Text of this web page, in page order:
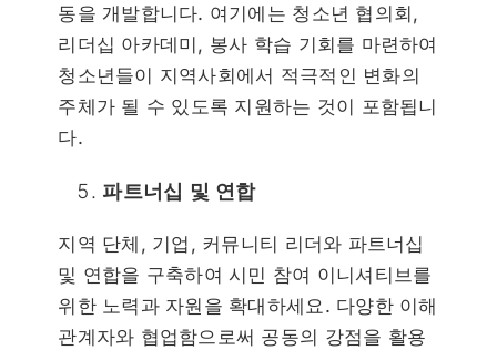
동을 개발합니다. 여기에는 청소년 협의회,
리더십 아카데미, 봉사 학습 기회를 마련하여
청소년들이 지역사회에서 적극적인 변화의
주체가 될 수 있도록 지원하는 것이 포함됩니
다.
파트너십 및 연합
지역 단체, 기업, 커뮤니티 리더와 파트너십
및 연합을 구축하여 시민 참여 이니셔티브를
위한 노력과 자원을 확대하세요. 다양한 이해
관계자와 협업함으로써 공동의 강점을 활용